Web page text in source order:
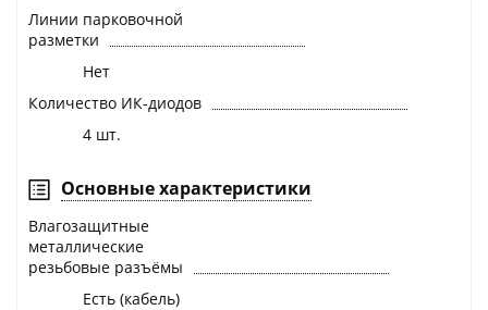
Линии парковочной
разметки
Нет
Количество ИК-диодов
4 шт.
Основные характеристики
Влагозащитные
металлические
резьбовые разъёмы
Есть (кабель)